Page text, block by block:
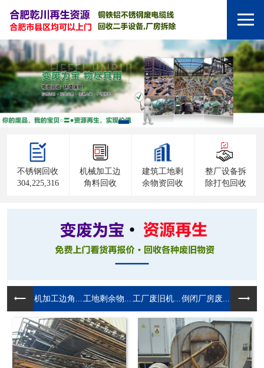
不锈钢回收
304,225,316
机械加工边
角料回收
建筑工地剩
余物资回收
整厂设备拆
除打包回收
机加工边角... 工地剩余物... 工厂废旧机... 倒闭厂房废...